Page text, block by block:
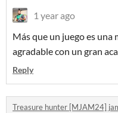
1 year ago
Más que un juego es una
agradable con un gran
Reply
Treasure hunter [MJAM24]